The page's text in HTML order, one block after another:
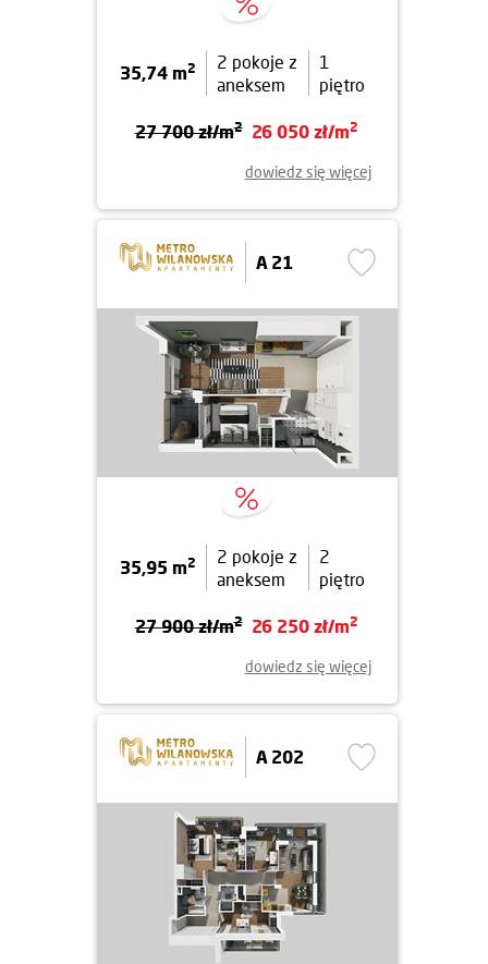
35,74 m2
2 pokoje z
aneksem
1
piętro
27 700 zł/m2 26 050 zł/m2
dowiedz się więcej
A 21
35,95 m2
2 pokoje z
aneksem
2
piętro
27 900 zł/m2 26 250 zł/m2
dowiedz się więcej
A 202